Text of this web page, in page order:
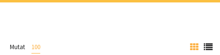
Mutat 100